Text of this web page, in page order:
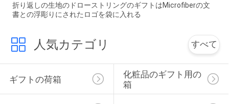
折り返しの生地のドローストリングのギフトはMicrofiberの文
書との浮彫りにされたロゴを袋に入れる
人気カテゴリ すべて
ギフトの荷箱
化粧品のギフト用の
箱